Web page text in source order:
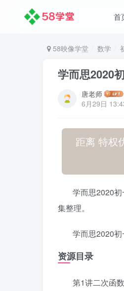
首
58映像学堂 数学
学而思2020
唐老师
6月29日
距离 特权
学而思2020
集整理。
学而思2020
资源目录
第1讲二次函